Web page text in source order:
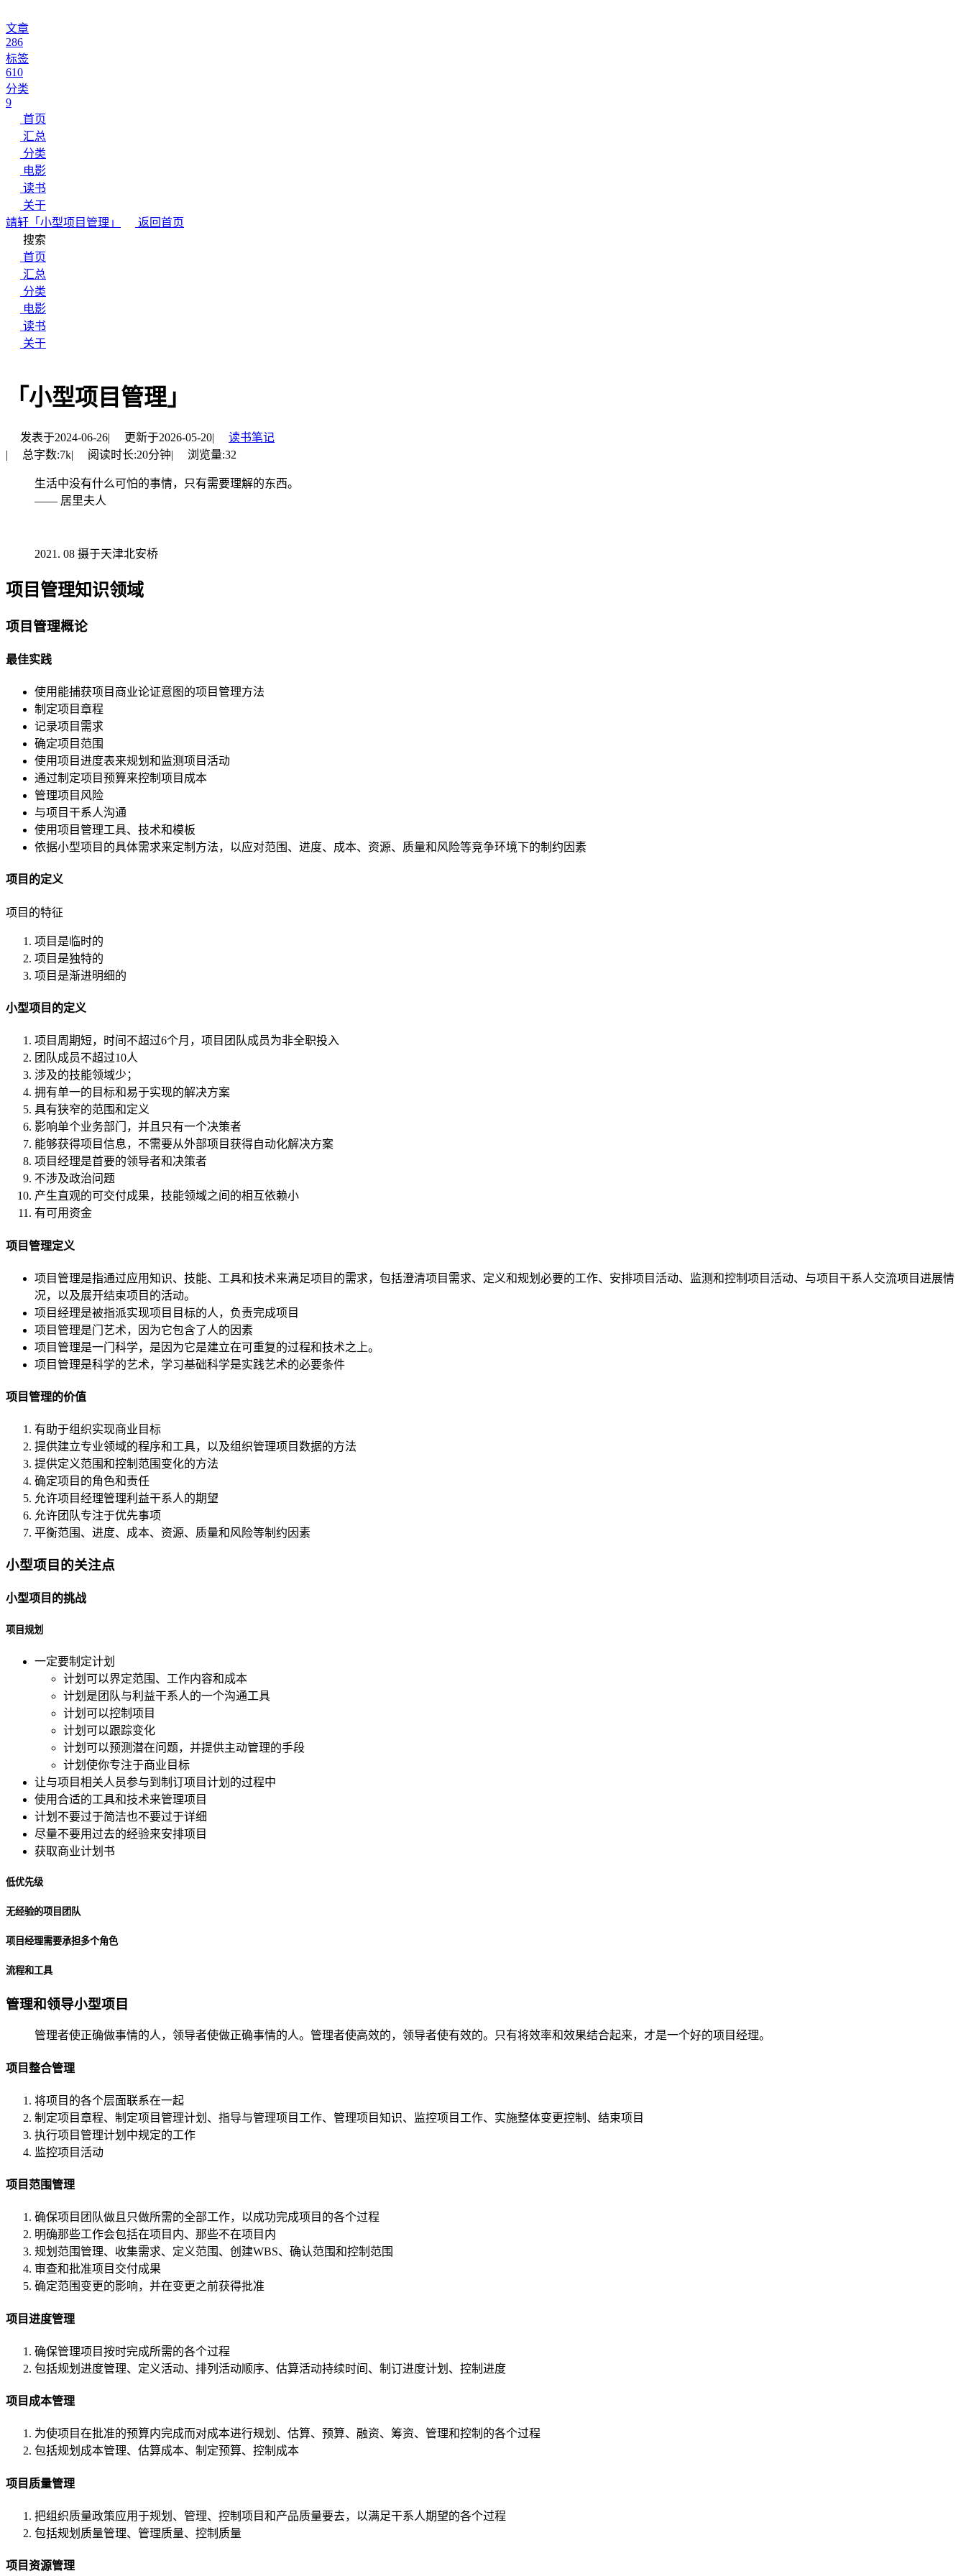
文章
286
标签
610
分类
9
首页
汇总
分类
电影
读书
关于
靖轩 「小型项目管理」
返回首页
搜索
首页
汇总
分类
电影
读书
关于
「小型项目管理」
发表于2024-06-26| 更新于2026-05-20|
读书笔记
|
总字数:7k| 阅读时长:20分钟| 浏览量:32
生活中没有什么可怕的事情，只有需要理解的东西。
—— 居里夫人
08 摄于天津北安桥
项目管理知识领域
项目管理概论
最佳实践
使用能捕获项目商业论证意图的项目管理方法
制定项目章程
记录项目需求
确定项目范围
使用项目进度表来规划和监测项目活动
通过制定项目预算来控制项目成本
管理项目风险
与项目干系人沟通
使用项目管理工具、技术和模板
依据小型项目的具体需求来定制方法，以应对范围、进度、成本、资源、质量和风险等竞争环境下的制约因素
项目的定义
项目的特征
项目是临时的
项目是独特的
项目是渐进明细的
小型项目的定义
项目周期短，时间不超过6个月，项目团队成员为非全职投入
团队成员不超过10人
涉及的技能领域少；
拥有单一的目标和易于实现的解决方案
具有狭窄的范围和定义
影响单个业务部门，并且只有一个决策者
能够获得项目信息，不需要从外部项目获得自动化解决方案
项目经理是首要的领导者和决策者
不涉及政治问题
产生直观的可交付成果，技能领域之间的相互依赖小
有可用资金
项目管理定义
项目管理是指通过应用知识、技能、工具和技术来满足项目的需求，包括澄清项目需求、定义和规划必要的工作、安排项目活动、监测和控制项目活动、与项目干系人交流项目进展情
况，以及展开结束项目的活动。
项目经理是被指派实现项目目标的人，负责完成项目
项目管理是门艺术，因为它包含了人的因素
项目管理是一门科学，是因为它是建立在可重复的过程和技术之上。
项目管理是科学的艺术，学习基础科学是实践艺术的必要条件
项目管理的价值
有助于组织实现商业目标
提供建立专业领域的程序和工具，以及组织管理项目数据的方法
提供定义范围和控制范围变化的方法
确定项目的角色和责任
允许项目经理管理利益干系人的期望
允许团队专注于优先事项
平衡范围、进度、成本、资源、质量和风险等制约因素
小型项目的关注点
小型项目的挑战
项目规划
一定要制定计划
计划可以界定范围、工作内容和成本
计划是团队与利益干系人的一个沟通工具
计划可以控制项目
计划可以跟踪变化
计划可以预测潜在问题，并提供主动管理的手段
计划使你专注于商业目标
让与项目相关人员参与到制订项目计划的过程中
使用合适的工具和技术来管理项目
计划不要过于简洁也不要过于详细
尽量不要用过去的经验来安排项目
获取商业计划书
低优先级
无经验的项目团队
项目经理需要承担多个角色
流程和工具
管理和领导小型项目
管理者使正确做事情的人，领导者使做正确事情的人。管理者使高效的，领导者使有效的。只有将效率和效果结合起来，才是一个好的项目经理。
项目整合管理
将项目的各个层面联系在一起
制定项目章程、制定项目管理计划、指导与管理项目工作、管理项目知识、监控项目工作、实施整体变更控制、结束项目
执行项目管理计划中规定的工作
监控项目活动
项目范围管理
确保项目团队做且只做所需的全部工作，以成功完成项目的各个过程
明确那些工作会包括在项目内、那些不在项目内
规划范围管理、收集需求、定义范围、创建WBS、确认范围和控制范围
审查和批准项目交付成果
确定范围变更的影响，并在变更之前获得批准
项目进度管理
确保管理项目按时完成所需的各个过程
包括规划进度管理、定义活动、排列活动顺序、估算活动持续时间、制订进度计划、控制进度
项目成本管理
为使项目在批准的预算内完成而对成本进行规划、估算、预算、融资、筹资、管理和控制的各个过程
包括规划成本管理、估算成本、制定预算、控制成本
项目质量管理
把组织质量政策应用于规划、管理、控制项目和产品质量要去，以满足干系人期望的各个过程
包括规划质量管理、管理质量、控制质量
项目资源管理